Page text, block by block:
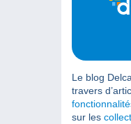
Le blog
travers
sur les